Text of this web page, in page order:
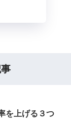
を上げる３つ